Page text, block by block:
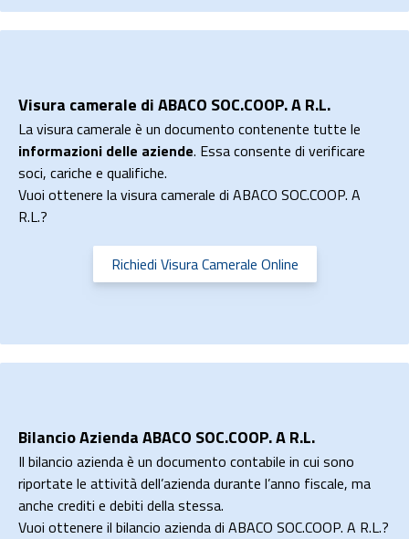
Visura camerale di ABACO SOC.COOP. A R.L.
La visura camerale è un documento contenente tutte le
informazioni delle aziende. Essa consente di verificare
soci, cariche e qualifiche.
Vuoi ottenere la visura camerale di ABACO SOC.COOP. A
R.L.?
Richiedi Visura Camerale Online
Bilancio Azienda ABACO SOC.COOP. A R.L.
Il bilancio azienda è un documento contabile in cui sono
riportate le attività dell’azienda durante l’anno fiscale, ma
anche crediti e debiti della stessa.
Vuoi ottenere il bilancio azienda di ABACO SOC.COOP. A R.L.?